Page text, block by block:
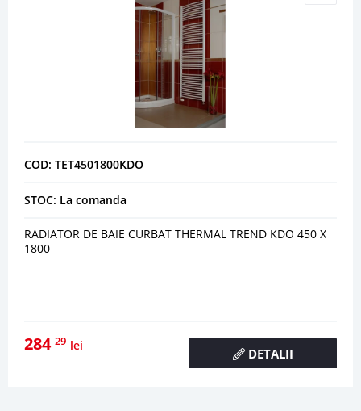
COD: TET4501800KDO
STOC: La comanda
RADIATOR DE BAIE CURBAT THERMAL TREND KDO 450 X
1800
284 29 lei
DETALII